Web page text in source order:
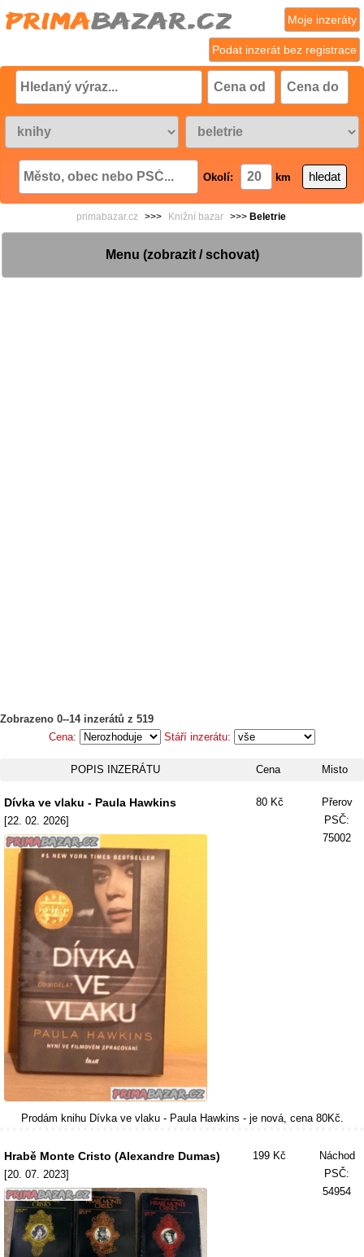
Podat inzerát bez registrace
Moje inzeráty
Okolí: km
primabazar.cz >>> Knižní bazar >>> Beletrie
Menu (zobrazit / schovat)
Zobrazeno 0--14 inzerátů z 519
Cena:
Stáří inzerátu:
POPIS INZERÁTU Cena Misto
Dívka ve vlaku - Paula Hawkins
[22. 02. 2026]
80 Kč
Přerov
PSČ:
75002
Prodám knihu Dívka ve vlaku - Paula Hawkins - je nová, cena 80Kč.
Hrabě Monte Cristo (Alexandre Dumas)
[20. 07. 2023]
199 Kč
Náchod
PSČ:
54954